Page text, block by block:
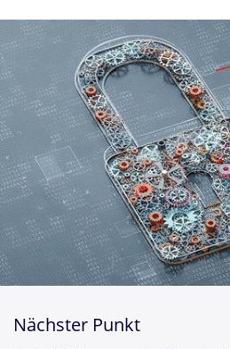
Nächster Punkt